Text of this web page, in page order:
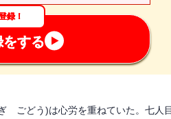
録！
する
ごどう)は心労を重ねていた。七人